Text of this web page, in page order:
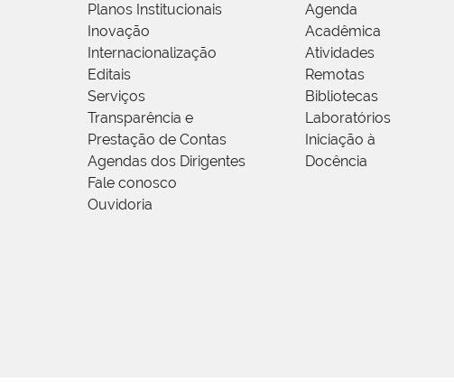
Planos Institucionais
Inovação
Internacionalização
Editais
Serviços
Transparência e
Prestação de Contas
Agendas dos Dirigentes
Fale conosco
Ouvidoria
Agenda
Acadêmica
Atividades
Remotas
Bibliotecas
Laboratórios
Iniciação à
Docência